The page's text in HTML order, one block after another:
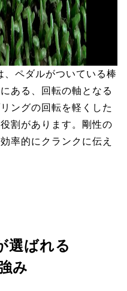
ペダルがついている棒
ある、回転の軸となる
ングの回転を軽くした
割があります。剛性の
率的にクランクに伝え
選ばれる
み